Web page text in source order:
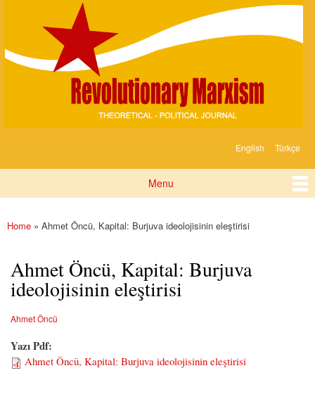
content
Marksizm
English Türkçe
Menu
You are here
Home » Ahmet Öncü, Kapital: Burjuva ideolojisinin eleştirisi
Ahmet Öncü, Kapital: Burjuva
ideolojisinin eleştirisi
Ahmet Öncü
Yazı Pdf:
Ahmet Öncü, Kapital: Burjuva ideolojisinin eleştirisi